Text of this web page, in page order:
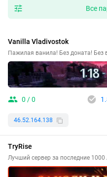
Все
Vanilla Vladivostok
Пажилая ванила! Без доната! Без
0 / 0
46.52.164.138
TryRise
Лучший сервер за последние 1000